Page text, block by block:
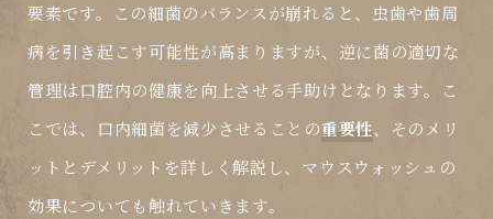
要素です。この細菌のバランスが崩れると、虫歯や歯周
病を引き起こす可能性が高まりますが、逆に菌の適切な
管理は口腔内の健康を向上させる手助けとなります。こ
こでは、口内細菌を減少させることの重要性、そのメリ
ットとデメリットを詳しく解説し、マウスウォッシュの
効果についても触れていきます。